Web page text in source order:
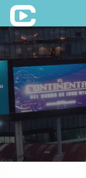
Skip
content